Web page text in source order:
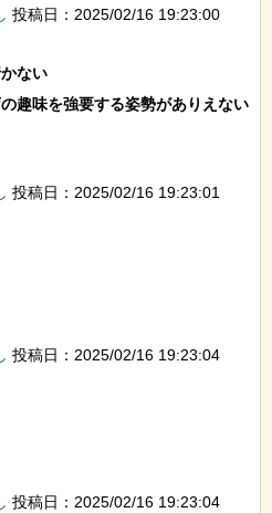
投稿日：2025/02/16 19:23:00
ない
趣味を強要する姿勢がありえない
投稿日：2025/02/16 19:23:01
投稿日：2025/02/16 19:23:04
投稿日：2025/02/16 19:23:04